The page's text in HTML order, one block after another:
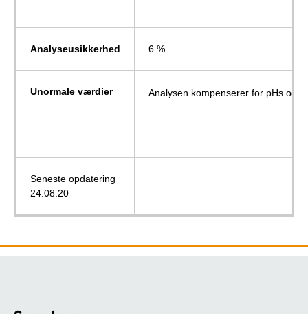
Analyseusikkerhed 6 %
Unormale værdier Analysen kompenserer for pHs og
Seneste opdatering
24.08.20